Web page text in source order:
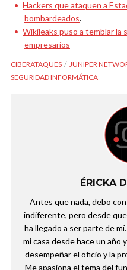
Hackers que ataquen a
bombardeados.
Wikileaks puso a temblar la
empresarios
CIBERATAQUES JUNIPER
SEGURIDAD INFORMÁTICA
ÉRICKA
Antes que nada, debo
indiferente, pero desde
ha llegado a ser parte de
mi casa desde hace un año
desempeñar el oficio y la
Me apasiona el tema del